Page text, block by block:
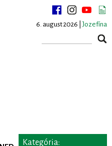
6. august 2026 | Jozefína
Kategória: